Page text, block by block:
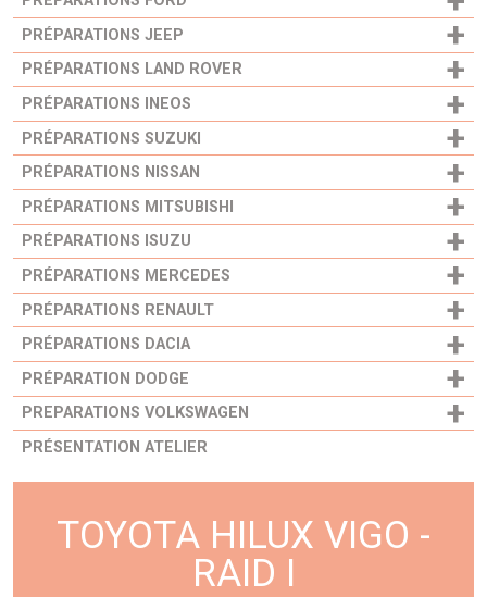
PRÉPARATIONS JEEP +
PRÉPARATIONS LAND ROVER +
PRÉPARATIONS INEOS +
PRÉPARATIONS SUZUKI +
PRÉPARATIONS NISSAN +
PRÉPARATIONS MITSUBISHI +
PRÉPARATIONS ISUZU +
PRÉPARATIONS MERCEDES +
PRÉPARATIONS RENAULT +
PRÉPARATIONS DACIA +
PRÉPARATION DODGE +
PREPARATIONS VOLKSWAGEN +
PRÉSENTATION ATELIER
TOYOTA HILUX VIGO -
RAID I